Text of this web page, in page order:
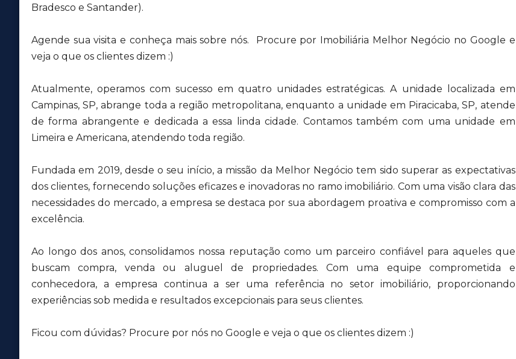
Bradesco e Santander).
Agende sua visita e conheça mais sobre nós. Procure por Imobiliária Melhor Negócio no Google e
veja o que os clientes dizem :)
Atualmente, operamos com sucesso em quatro unidades estratégicas. A unidade localizada em
Campinas, SP, abrange toda a região metropolitana, enquanto a unidade em Piracicaba, SP, atende
de forma abrangente e dedicada a essa linda cidade. Contamos também com uma unidade em
Limeira e Americana, atendendo toda região.
Fundada em 2019, desde o seu início, a missão da Melhor Negócio tem sido superar as expectativas
dos clientes, fornecendo soluções eficazes e inovadoras no ramo imobiliário. Com uma visão clara das
necessidades do mercado, a empresa se destaca por sua abordagem proativa e compromisso com a
excelência.
Ao longo dos anos, consolidamos nossa reputação como um parceiro confiável para aqueles que
buscam compra, venda ou aluguel de propriedades. Com uma equipe comprometida e
conhecedora, a empresa continua a ser uma referência no setor imobiliário, proporcionando
experiências sob medida e resultados excepcionais para seus clientes.
Ficou com dúvidas? Procure por nós no Google e veja o que os clientes dizem :)